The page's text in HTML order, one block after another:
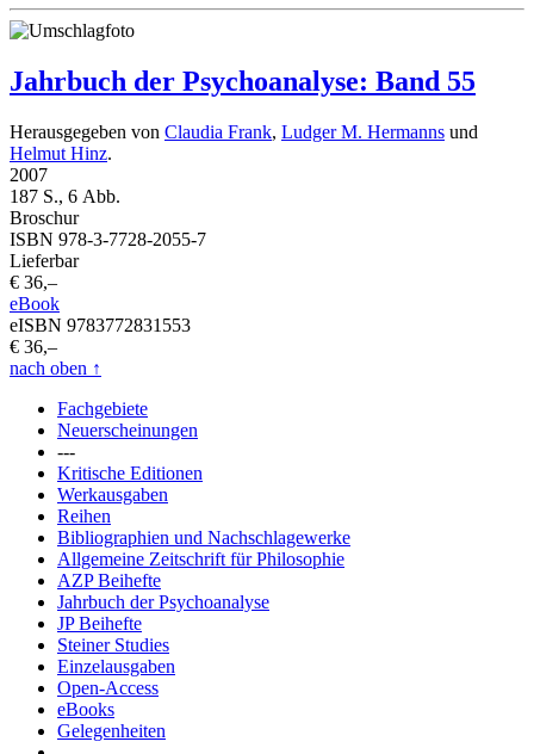
Jahrbuch der Psychoanalyse: Band 55
Herausgegeben von Claudia Frank, Ludger M. Hermanns und
Helmut Hinz.
2007
187 S., 6 Abb.
Broschur
ISBN 978-3-7728-2055-7
Lieferbar
€ 36,–
eBook
eISBN 9783772831553
€ 36,–
nach oben ↑
Fachgebiete
Neuerscheinungen
---
Kritische Editionen
Werkausgaben
Reihen
Bibliographien und Nachschlagewerke
Allgemeine Zeitschrift für Philosophie
AZP Beihefte
Jahrbuch der Psychoanalyse
JP Beihefte
Steiner Studies
Einzelausgaben
Open-Access
eBooks
Gelegenheiten